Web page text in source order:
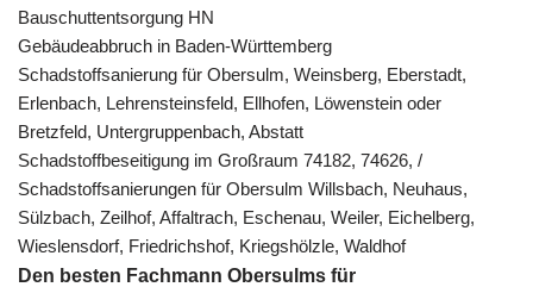
Bauschuttentsorgung HN
Gebäudeabbruch in Baden-Württemberg
Schadstoffsanierung für Obersulm, Weinsberg, Eberstadt,
Erlenbach, Lehrensteinsfeld, Ellhofen, Löwenstein oder
Bretzfeld, Untergruppenbach, Abstatt
Schadstoffbeseitigung im Großraum 74182, 74626, /
Schadstoffsanierungen für Obersulm Willsbach, Neuhaus,
Sülzbach, Zeilhof, Affaltrach, Eschenau, Weiler, Eichelberg,
Wieslensdorf, Friedrichshof, Kriegshölzle, Waldhof
Den besten Fachmann Obersulms für